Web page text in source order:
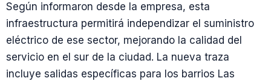
Según informaron desde la empresa, esta
infraestructura permitirá independizar el suministro
eléctrico de ese sector, mejorando la calidad del
servicio en el sur de la ciudad. La nueva traza
incluye salidas específicas para los barrios Las